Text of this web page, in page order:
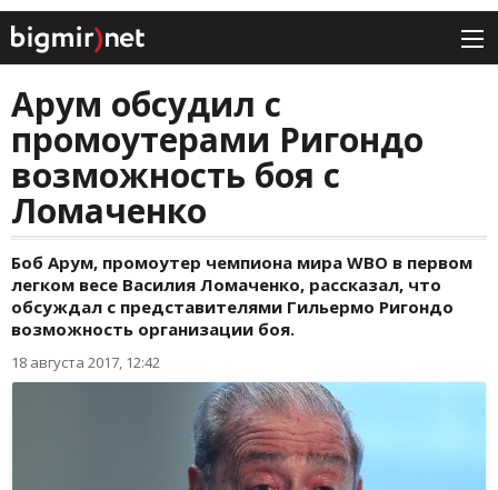
Арум обсудил с
промоутерами Ригондо
возможность боя с
Ломаченко
Боб Арум, промоутер чемпиона мира WBO в первом
легком весе Василия Ломаченко, рассказал, что
обсуждал с представителями Гильермо Ригондо
возможность организации боя.
18 августа 2017, 12:42